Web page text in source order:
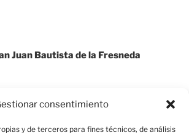
consentimiento
y de terceros para fines técnicos, de análisis
Juan Bautista de la Fresneda
San Isidro Rodriguez 3